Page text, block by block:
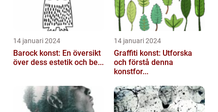
14 januari 2024
Barock konst: En översikt
över dess estetik och be...
14 januari 2024
Graffiti konst: Utforska
och förstå denna
konstfor...